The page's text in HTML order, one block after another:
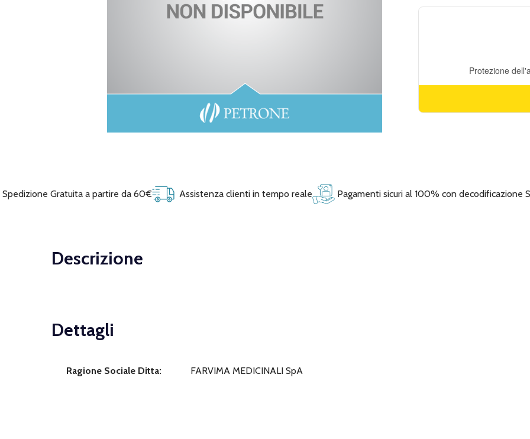
Spedizione Gratuita a partire da 60€ Assistenza clienti in tempo reale Pagamenti sicuri al 100% con decodificazione
Descrizione
Dettagli
Ragione Sociale Ditta: FARVIMA MEDICINALI SpA